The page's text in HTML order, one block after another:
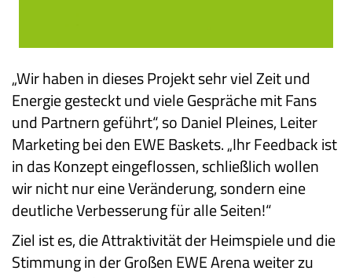
„Wir haben in dieses Projekt sehr viel Zeit und
Energie gesteckt und viele Gespräche mit Fans
und Partnern geführt“, so Daniel Pleines, Leiter
Marketing bei den EWE Baskets. „Ihr Feedback ist
in das Konzept eingeflossen, schließlich wollen
wir nicht nur eine Veränderung, sondern eine
deutliche Verbesserung für alle Seiten!“
Ziel ist es, die Attraktivität der Heimspiele und die
Stimmung in der Großen EWE Arena weiter zu